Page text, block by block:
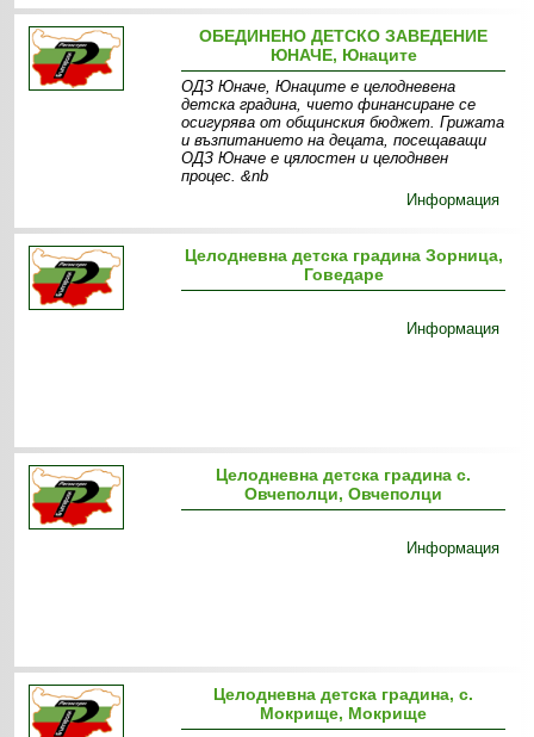
ОБЕДИНЕНО ДЕТСКО ЗАВЕДЕНИЕ
ЮНАЧЕ, Юнаците
ОДЗ Юначе, Юнаците е целодневена
детска градина, чието финансиране се
осигурява от общинския бюджет. Грижата
и възпитанието на децата, посещаващи
ОДЗ Юначе е цялостен и целоднвен
процес. &nb
Информация
Целодневна детска градина Зорница,
Говедаре
Информация
Целодневна детска градина с.
Овчеполци, Овчеполци
Информация
Целодневна детска градина, с.
Мокрище, Мокрище